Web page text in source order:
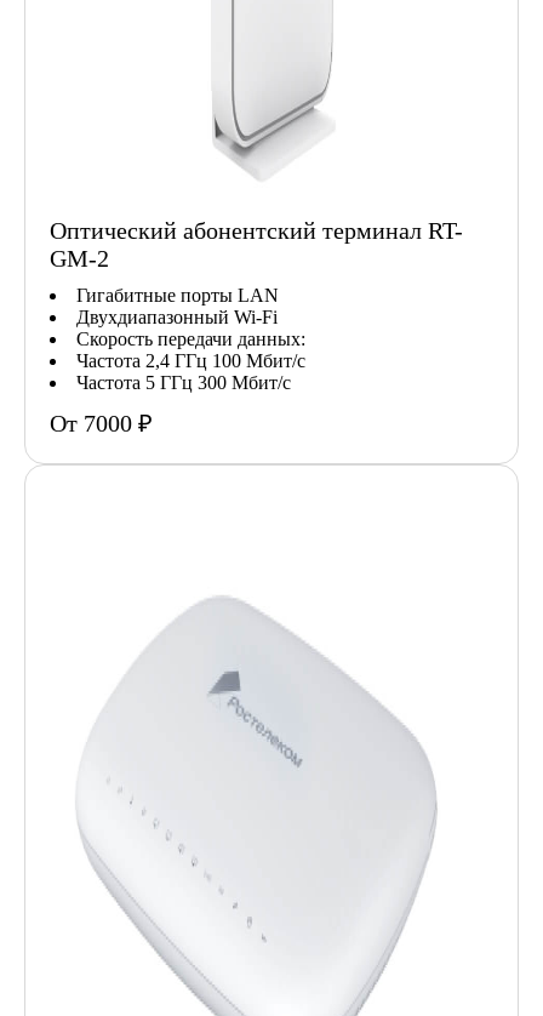
Оптический абонентский терминал RT-
GM-2
Гигабитные порты LAN
Двухдиапазонный Wi-Fi
Скорость передачи данных:
Частота 2,4 ГГц 100 Мбит/с
Частота 5 ГГц 300 Мбит/с
От 7000 ₽